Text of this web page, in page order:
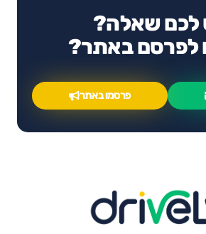
לכם שאלה?
לפרסם באתר?
פרסמו באתר